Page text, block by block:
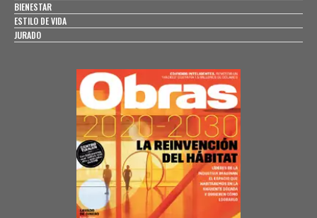
BIENESTAR
ESTILO DE VIDA
JURADO